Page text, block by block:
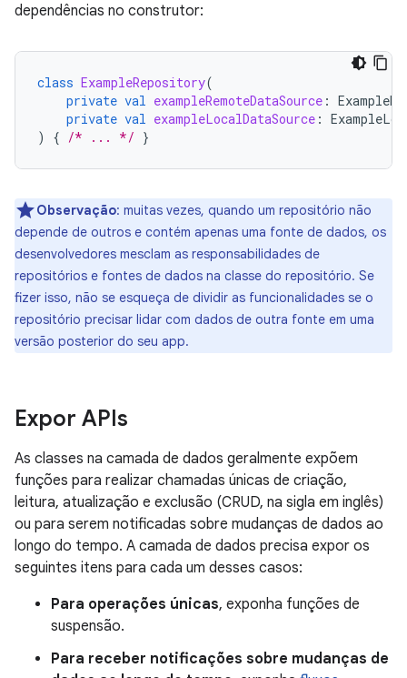
dependências no construtor:
class ExampleRepository(
private val exampleRemoteDataSource :
private val exampleLocalDataSource :
)
{ /* ... */ }
Observação: muitas vezes, quando um repositório não
depende de outros e contém apenas uma fonte de dados, os
desenvolvedores mesclam as responsabilidades de
repositórios e fontes de dados na classe do repositório. Se
fizer isso, não se esqueça de dividir as funcionalidades se o
repositório precisar lidar com dados de outra fonte em uma
versão posterior do seu app.
Expor APIs
As classes na camada de dados geralmente expõem
funções para realizar chamadas únicas de criação,
leitura, atualização e exclusão (CRUD, na sigla em inglês)
ou para serem notificadas sobre mudanças de dados ao
longo do tempo. A camada de dados precisa expor os
seguintes itens para cada um desses casos:
Para operações únicas, exponha funções de
suspensão.
Para receber notificações sobre mudanças de